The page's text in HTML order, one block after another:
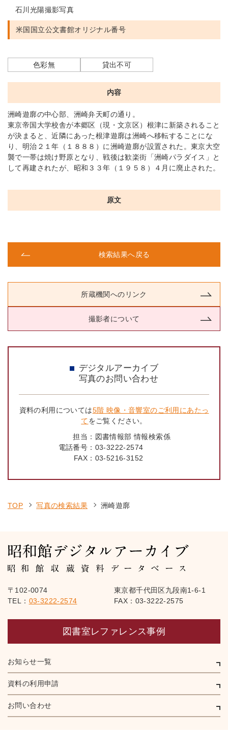
石川光陽撮影写真
米国国立公文書館オリジナル番号
色彩無 貸出不可
内容
洲崎遊廓の中心部、洲崎弁天町の通り。
東京帝国大学校舎が本郷区（現・文京区）根津に新築されること
が決まると、近隣にあった根津遊廓は洲崎へ移転することにな
り、明治２１年（１８８８）に洲崎遊廓が設置された。東京大空
襲で一帯は焼け野原となり、戦後は歓楽街「洲崎パラダイス」と
して再建されたが、昭和３３年（１９５８）４月に廃止された。
原文
検索結果へ戻る
所蔵機関へのリンク
撮影者について
デジタルアーカイブ
写真のお問い合わせ
資料の利用については5階 映像・音響室のご利用にあたっ
てをご覧ください。
担当： 図書情報部 情報検索係
電話番号： 03-3222-2574
FAX： 03-5216-3152
TOP 写真の検索結果 洲崎遊廓
〒102-0074
東京都千代田区九段南1-6-1
TEL： 03-3222-2574 FAX：03-3222-2575
図書室レファレンス事例
お知らせ一覧
資料の利用申請
お問い合わせ